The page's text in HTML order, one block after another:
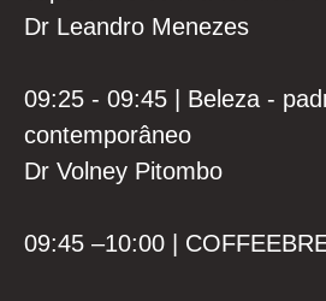
Dr Leandro Menezes
09:25 - 09:45 | Beleza -
contemporâneo
Dr Volney Pitombo
09:45 –10:00 |